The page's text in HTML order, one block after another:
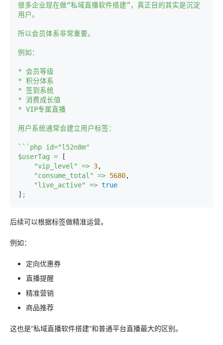
很多企业现在做“私域直播软件搭建”，真正目的其实是沉淀
用户。
所以会员体系非常重要。
例如：
* 会员等级
* 积分体系
* 签到系统
* 消费成长值
* VIP专属直播
用户系统通常会建立用户标签：
```php id="l52n8m"
$userTag = [
"vip_level"
=> 3,
"consume_total"
=> 5680,
"live_active"
=> true
] ;
后续可以根据标签做精准运营。
例如：
定向优惠券
直播提醒
精准营销
商品推荐
这也是“私域直播软件搭建”和普通平台直播最大的区别。